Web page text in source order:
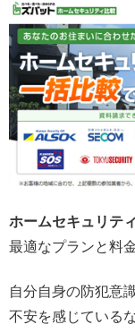
ホームセキュリテ
最適なプランと料
自分自身の防犯意
不安を感じている